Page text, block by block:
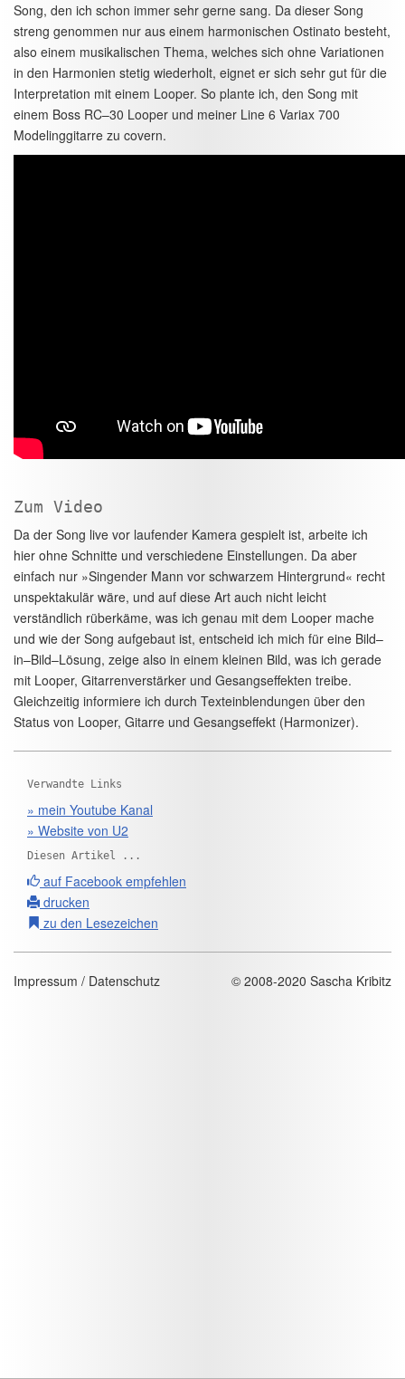
Song, den ich schon immer sehr gerne sang. Da dieser Song
streng genommen nur aus einem harmonischen Ostinato besteht,
also einem musikalischen Thema, welches sich ohne Variationen
in den Harmonien stetig wiederholt, eignet er sich sehr gut für die
Interpretation mit einem Looper. So plante ich, den Song mit
einem Boss RC–30 Looper und meiner Line 6 Variax 700
Modelinggitarre zu covern.
Zum Video
Da der Song live vor laufender Kamera gespielt ist, arbeite ich
hier ohne Schnitte und verschiedene Einstellungen. Da aber
einfach nur »Singender Mann vor schwarzem Hintergrund« recht
unspektakulär wäre, und auf diese Art auch nicht leicht
verständlich rüberkäme, was ich genau mit dem Looper mache
und wie der Song aufgebaut ist, entscheid ich mich für eine Bild–
in–Bild–Lösung, zeige also in einem kleinen Bild, was ich gerade
mit Looper, Gitarrenverstärker und Gesangseffekten treibe.
Gleichzeitig informiere ich durch Texteinblendungen über den
Status von Looper, Gitarre und Gesangseffekt (Harmonizer).
Verwandte Links
» mein Youtube Kanal
» Website von U2
Diesen Artikel ...
auf Facebook empfehlen
drucken
zu den Lesezeichen
© 2008-2020 Sascha Kribitz
Impressum / Datenschutz